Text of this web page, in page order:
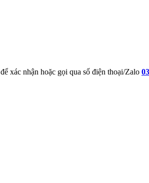
xác nhận hoặc gọi qua số điện thoại/Zalo